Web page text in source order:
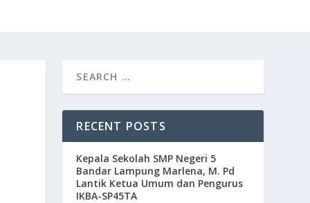
RECENT POSTS
Kepala Sekolah SMP Negeri 5
Bandar Lampung Marlena, M. Pd
Lantik Ketua Umum dan Pengurus
IKBA-SP45TA